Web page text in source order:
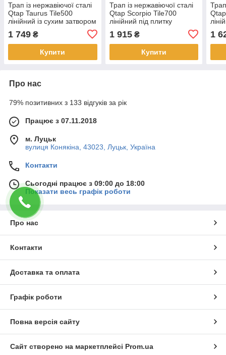
Трап із нержавіючої сталі
Qtap Taurus Tile500
лінійний із сухим затвором
1 749 ₴
Купити
Трап із нержавіючої сталі
Qtap Scorpio Tile700
лінійний під плитку
(поворотний сифон/сухий
затвор)
1 915₴
Купити
1
Про нас
79% позитивних з 133 відгуків за рік
Працює з 07.11.2018
м. Луцьк
вулиця Конякіна, 43023, Луцьк, Україна
Контакти
Сьогодні працює з 09:00 до 18:00
Показати весь графік роботи
Про нас
Контакти
Доставка та оплата
Графік роботи
Повна версія сайту
Сайт створено на маркетплейсі Prom.ua